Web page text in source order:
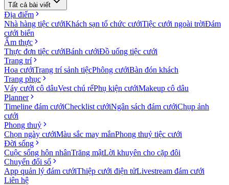
Tất cả bài viết
Địa điểm
Nhà hàng tiệc cướiKhách sạn tổ chức cướiTiệc cưới ngoài trờiĐám
cưới biển
Ẩm thực
Thực đơn tiệc cướiBánh cướiĐồ uống tiệc cưới
Trang trí
Hoa cướiTrang trí sảnh tiệcPhông cướiBàn đón khách
Trang phục
Váy cưới cô dâuVest chú rểPhụ kiện cướiMakeup cô dâu
Planner
Timeline đám cướiChecklist cướiNgân sách đám cướiChụp ảnh
cưới
Phong thuỷ
Chọn ngày cướiMàu sắc may mắnPhong thuỷ tiệc cưới
Đời sống
Cuộc sống hôn nhânTrăng mậtLời khuyên cho cặp đôi
Chuyển đổi số
App quản lý đám cướiThiệp cưới điện tửLivestream đám cưới
Liên hệ